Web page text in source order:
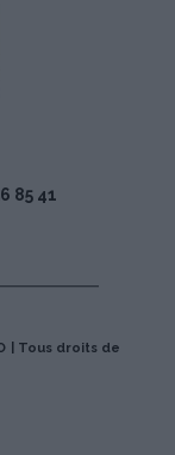
85 41
| Tous droits de